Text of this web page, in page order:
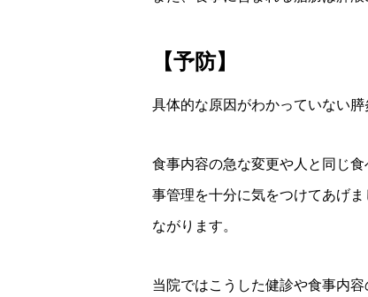
【予防】
具体的な原因がわかっていない
食事内容の急な変更や人と同じ
事管理を十分に気をつけてあげ
ながります。
当院ではこうした健診や食事内